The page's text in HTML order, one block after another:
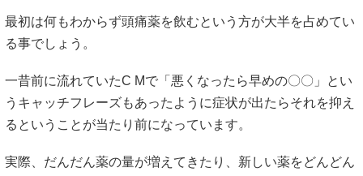
最初は何もわからず頭痛薬を飲むという方が大半を占めてい
る事でしょう。
一昔前に流れていたC Mで「悪くなったら早めの〇〇」とい
うキャッチフレーズもあったように症状が出たらそれを抑え
るということが当たり前になっています。
実際、だんだん薬の量が増えてきたり、新しい薬をどんどん